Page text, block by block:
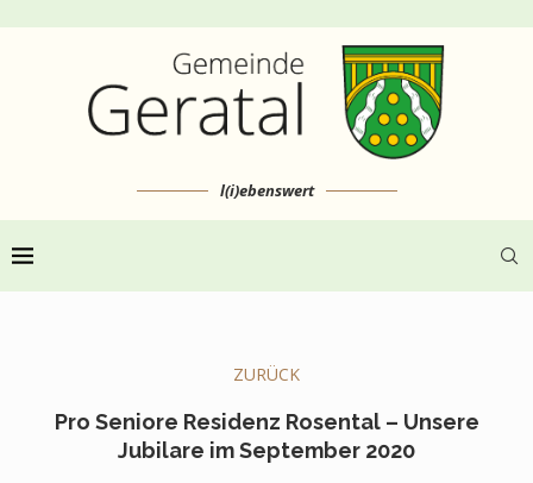
l(i)ebenswert
ZURÜCK
Pro Seniore Residenz Rosental – Unsere
Jubilare im September 2020